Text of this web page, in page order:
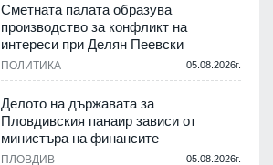
Сметната палата образува
производство за конфликт на
интереси при Делян Пеевски
ПОЛИТИКА 05.08.2026г.
Делото на държавата за
Пловдивския панаир зависи от
министъра на финансите
ПЛОВДИВ 05.08.2026г.